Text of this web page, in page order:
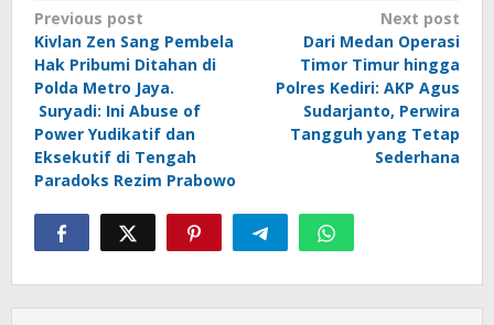
Post
navigation
Previous post
Kivlan Zen Sang Pembela
Hak Pribumi Ditahan di
Polda Metro Jaya.
Suryadi: Ini Abuse of
Power Yudikatif dan
Eksekutif di Tengah
Paradoks Rezim Prabowo
Next post
Dari Medan Operasi
Timor Timur hingga
Polres Kediri: AKP Agus
Sudarjanto, Perwira
Tangguh yang Tetap
Sederhana